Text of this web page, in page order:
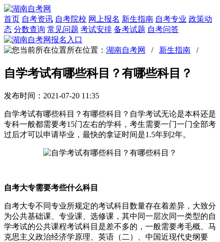
首页 自考资讯 自考院校 网上报名 新生指南 自考专业 政策动
态 分数查询 常见问题 考试安排 备考试题 自考问答
所在位置： 湖南自考网 / 新生指南 /
自学考试有哪些科目？有哪些科目？
发布时间：2021-07-20 11:35
自学考试有哪些科目？有哪些科目？自学考试无论是本科还是
专科一般都需要考15门左右的学科，考生需要一门一门全部考
过后才可以申请毕业，最快的拿证时间是1.5年到2年。
自考大专需要考些什么科目
自考大专不同专业所规定的考试科目数量存在着差异，大致分
为公共基础课、专业课、选修课，其中同一层次同一类型的自
学考试的公共课程考试科目是差不多的，一般需要考毛概、马
克思主义政治经济学原理、英语（二）、中国近现代史纲要